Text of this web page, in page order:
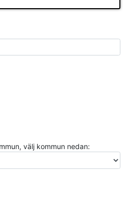
välj kommun nedan: